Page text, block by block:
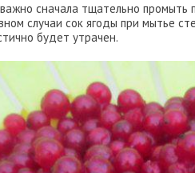
сначала тщательно
случаи сок ягоды при мытье
будет утрачен.